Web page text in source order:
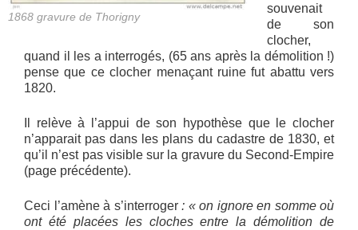
1868 gravure de Thorigny
souvenait
de son
clocher,
quand il les a interrogés, (65 ans après la démolition !)
pense que ce clocher menaçant ruine fut abattu vers
1820.
Il relève à l’appui de son hypothèse que le clocher
n’apparait pas dans les plans du cadastre de 1830, et
qu’il n’est pas visible sur la gravure du Second-Empire
(page précédente).
Ceci l’amène à s’interroger : « on ignore en somme où
ont été placées les cloches entre la démolition de